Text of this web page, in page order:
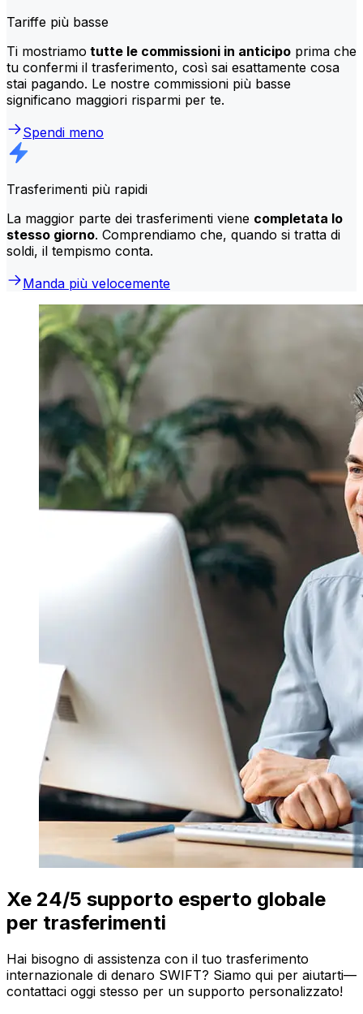
Tariffe più basse
Ti mostriamo tutte le commissioni in anticipo prima che
tu confermi il trasferimento, così sai esattamente cosa
stai pagando. Le nostre commissioni più basse
significano maggiori risparmi per te.
Spendi meno
Trasferimenti più rapidi
La maggior parte dei trasferimenti viene completata lo
stesso giorno. Comprendiamo che, quando si tratta di
soldi, il tempismo conta.
Manda più velocemente
Xe 24/5 supporto esperto globale
per trasferimenti
Hai bisogno di assistenza con il tuo trasferimento
internazionale di denaro SWIFT? Siamo qui per aiutarti—
contattaci oggi stesso per un supporto personalizzato!